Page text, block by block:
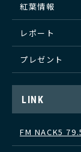
紅葉情報
レポート
プレゼント
LINK
FM NACK5